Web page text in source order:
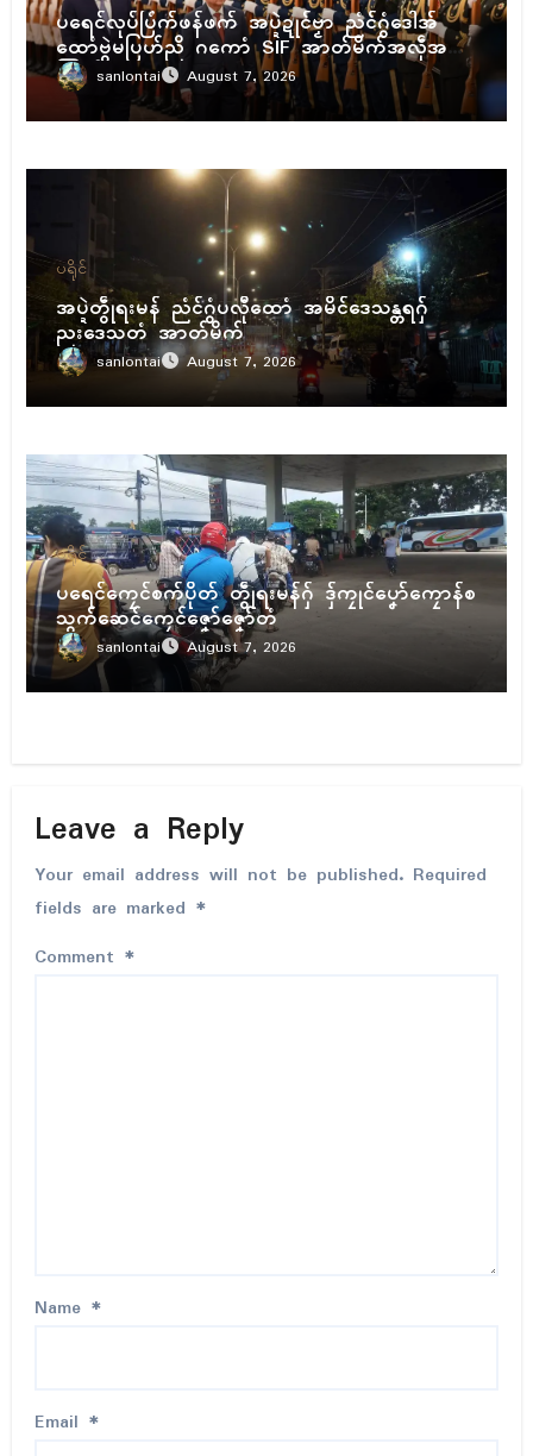
ပရေၚ်လုပ်ပြံက်ဖန်ဖက် အပ္ဍဲဍုၚ်ဗၟာ ညံၚ်ဂွံဒေါအ်
ထောံဗွဲမပြဟ်ညိ ဂကောံ SIF အာတ်မိက်အလဵုအသဳ
ကြုက်sanlontai August 7, 2026
ပရိုၚ်
အပ္ဍဲတွဵုရးမန် ညံၚ်ဂွံပလီုထောံ အမိၚ်ဒေသန္တရဂှ်
ညးဒေသတံ အာတ်မိက်
sanlontai August 7, 2026
ပရိုၚ်
ပရေၚ်ကၠေၚ်စက်ပိုတ် တွဵုရးမန်ဂှ် ဒှ်ကၠုၚ်ပၞော်ကၠောန်စ
သွက်ဆေၚ်ကၠေၚ်ဇၞော်ဇၞော်တံ
sanlontai August 7, 2026
Leave a Reply
Your email address will not be published. Required
fields are marked *
Comment *
Name *
Email *